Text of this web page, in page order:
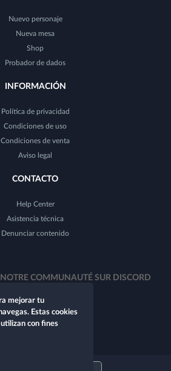
Nuevo personaje
Nueva mesa
Shop
Probador de dados
INFORMACIÓN
Política de privacidad
Condiciones de uso
Condiciones de venta
Aviso legal
CONTACTO
Help Center
Asistencia técnica
Denunciar contenido
NOTRE COMMUNAUTÉ SUR DISCORD
mejorar tu
Estas cookies
con fines